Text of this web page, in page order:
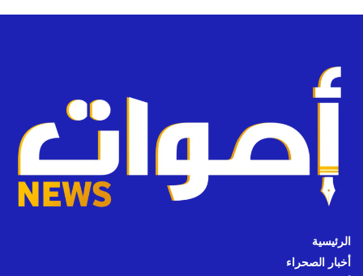
الرئيسية
أخبار الصحراء